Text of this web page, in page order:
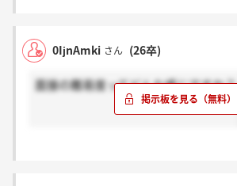
0IjnAmki さん (26卒)
面接の難易度ってどんな感じですか？